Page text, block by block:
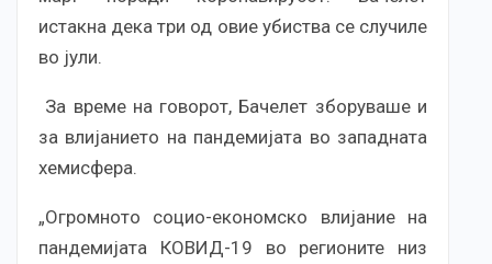
истакна дека три од овие убиства се случиле
во јули.
За време на говорот, Бачелет зборуваше и
за влијанието на пандемијата во западната
хемисфера.
„Огромното социо-економско влијание на
пандемијата КОВИД-19 во регионите низ